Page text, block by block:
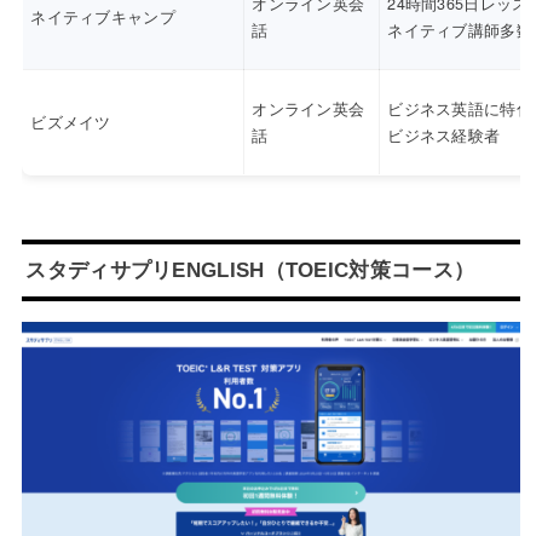
ネイティブキャンプ
話
ネイティブ講師多数
ビズメイツ
オンライン英会
話
ビジネス英語に特化
ビジネス経験者
スタディサプリENGLISH（TOEIC対策コース）